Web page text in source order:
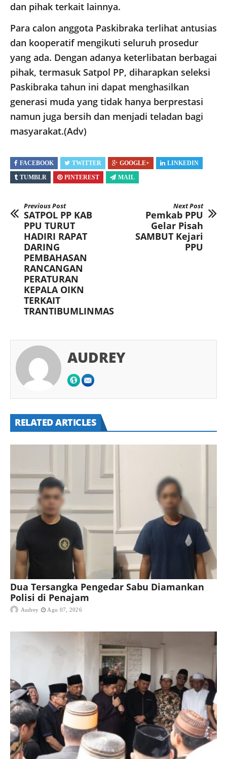
dan pihak terkait lainnya.
Para calon anggota Paskibraka terlihat antusias
dan kooperatif mengikuti seluruh prosedur
yang ada. Dengan adanya keterlibatan berbagai
pihak, termasuk Satpol PP, diharapkan seleksi
Paskibraka tahun ini dapat menghasilkan
generasi muda yang tidak hanya berprestasi
namun juga bersih dan menjadi teladan bagi
masyarakat.(Adv)
FACEBOOK TWITTER GOOGLE+
LINKEDIN
TUMBLR
PINTEREST MAIL
Previous Post
SATPOL PP KAB
PPU TURUT
HADIRI RAPAT
DARING
PEMBAHASAN
RANCANGAN
PERATURAN
KEPALA OIKN
TERKAIT
TRANTIBUMLINMAS
Next Post
Pemkab PPU
Gelar Pisah
SAMBUT Kejari
PPU
AUDREY
RELATED ARTICLES
Dua Tersangka Pengedar Sabu Diamankan
Polisi di Penajam
Audrey Agu 07, 2026